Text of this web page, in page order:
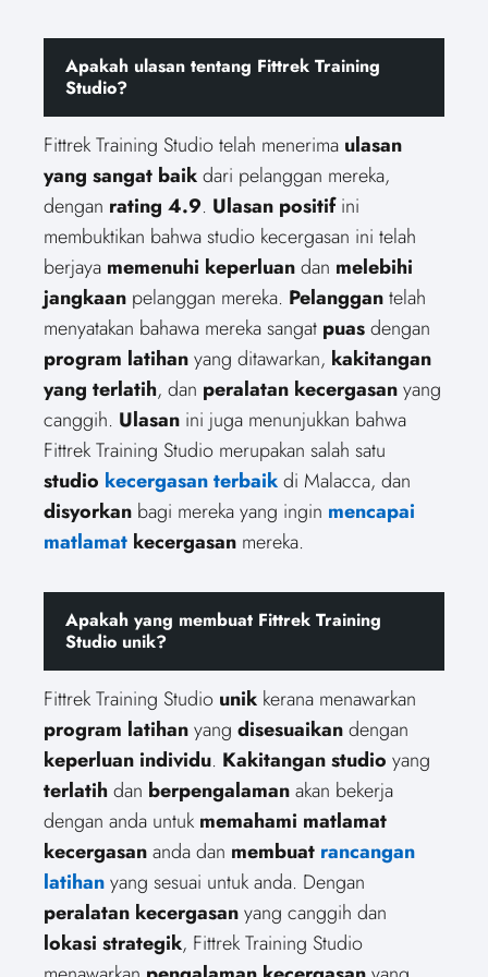
Apakah ulasan tentang Fittrek Training
Studio?
Fittrek Training Studio telah menerima ulasan
yang sangat baikdari pelanggan mereka,
dengan rating 4.9. Ulasan positifini
membuktikan bahwa studio kecergasan ini telah
berjaya memenuhi keperluandan melebihi
jangkaan pelanggan mereka. Pelanggantelah
menyatakan bahawa mereka sangat puasdengan
program latihanyang ditawarkan, kakitangan
yang terlatih, dan peralatan kecergasanyang
canggih. Ulasan ini juga menunjukkan bahwa
Fittrek Training Studio merupakan salah satu
studio kecergasan terbaikdi Malacca, dan
disyorkan bagi mereka yang ingin mencapai
matlamat kecergasan mereka.
Apakah yang membuat Fittrek Training
Studio unik?
Fittrek Training Studio unik kerana menawarkan
program latihanyang disesuaikandengan
keperluan individu. Kakitangan studio yang
terlatihdan berpengalamanakan bekerja
dengan anda untuk memahami matlamat
kecergasananda dan membuat rancangan
latihanyang sesuai untuk anda. Dengan
peralatan kecergasanyang canggih dan
lokasi strategik, Fittrek Training Studio